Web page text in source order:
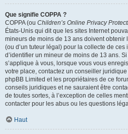
Que signifie COPPA ?
COPPA (ou Children’s Online Privacy
États-Unis qui dit que les sites Internet
mineurs de moins de 13 ans doivent obtenir
(ou d’un tuteur légal) pour la collecte de ces
d’identifier un mineur de moins de 13 ans.
s’applique à vous, lorsque vous vous
votre place, contactez un conseiller
phpBB Limited et les propriétaires de ce
conseils juridiques et ne sauraient être
de toutes sortes, à l’exception de celles
contacter pour les abus ou les questions
Haut